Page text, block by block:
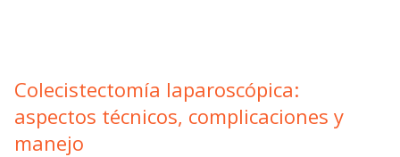
Colecistectomía laparoscópica:
aspectos técnicos, complicaciones y
manejo